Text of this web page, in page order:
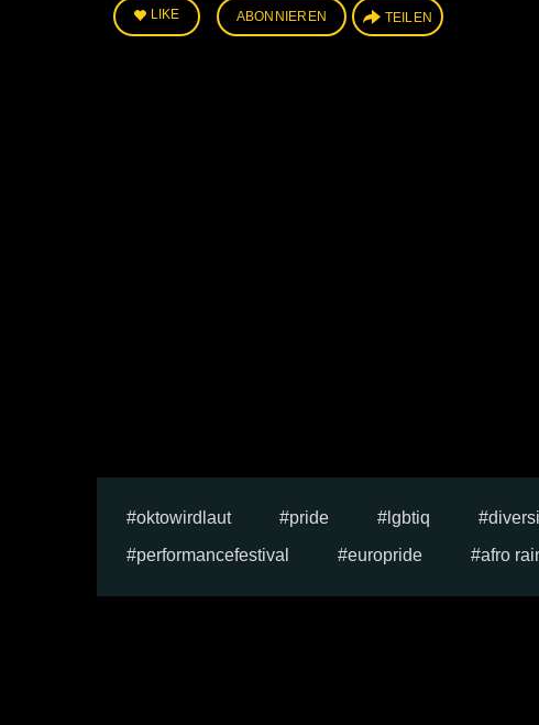
LIKE ABONNIEREN TEILEN
oktowirdlaut pride lgbtiq
performancefestival
europride afro